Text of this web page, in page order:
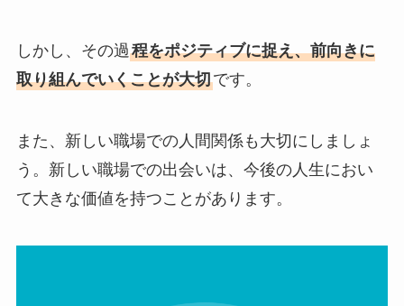
しかし、その過程をポジティブに捉え、前向きに
取り組んでいくことが大切です。
また、新しい職場での人間関係も大切にしましょ
う。新しい職場での出会いは、今後の人生におい
て大きな価値を持つことがあります。